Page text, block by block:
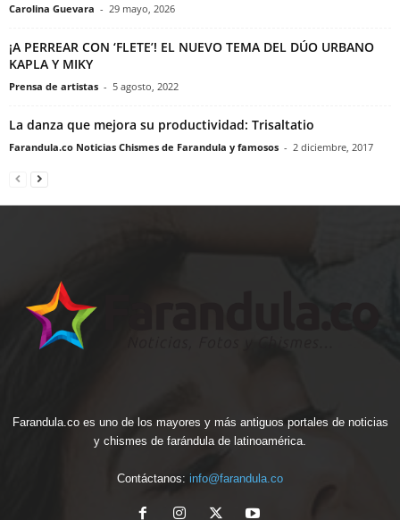
Carolina Guevara - 29 mayo, 2026
¡A PERREAR CON ‘FLETE’! EL NUEVO TEMA DEL DÚO URBANO
KAPLA Y MIKY
Prensa de artistas - 5 agosto, 2022
La danza que mejora su productividad: Trisaltatio
Farandula.co Noticias Chismes de Farandula y famosos - 2 diciembre, 2017
Farandula.co es uno de los mayores y más antiguos portales de noticias
y chismes de farándula de latinoamérica.
Contáctanos: info@farandula.co